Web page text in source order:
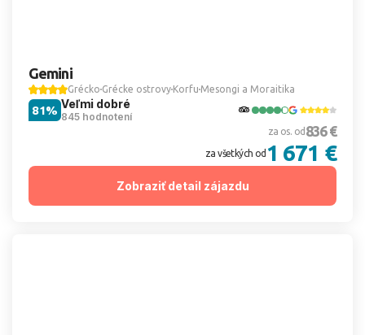
Gemini
Grécko Grécke ostrovy Korfu Mesongi a Moraitika
Veľmi dobré
845 hodnotení
81%
za os. od 836 €
za všetkých od 1 671 €
Zobraziť detail zájazdu